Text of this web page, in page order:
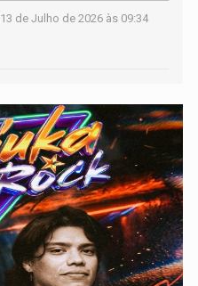
13 de Julho de 2026 às 09:34